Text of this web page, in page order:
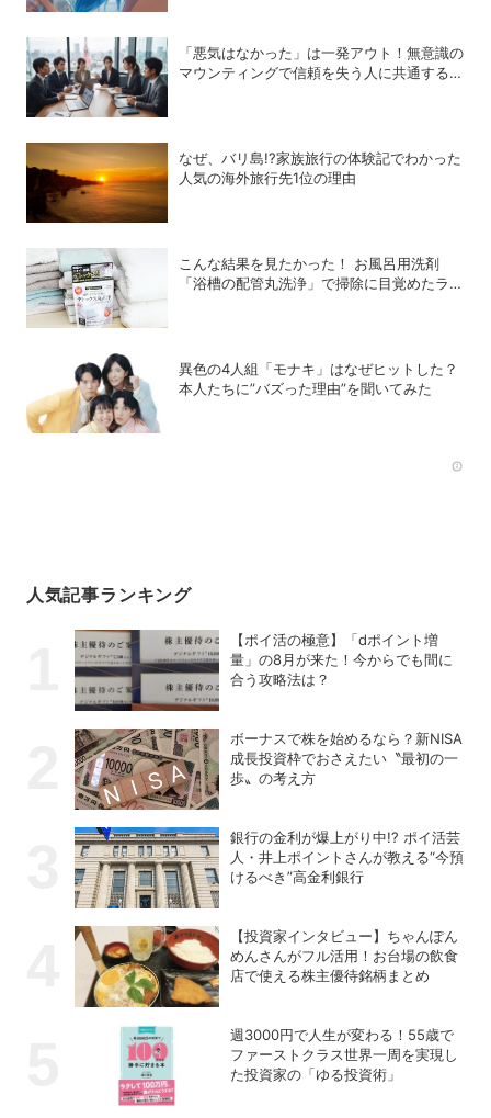
「悪気はなかった」は一発アウト！無意識の
マウンティングで信頼を失う人に共通する
なぜ、バリ島!?家族旅行の体験記でわかった
人気の海外旅行先1位の理由
こんな結果を見たかった！ お風呂用洗剤
「浴槽の配管丸洗浄」で掃除に目覚めたライ
異色の4人組「モナキ」はなぜヒットした？
本人たちに”バズった理由”を聞いてみた
人気記事ランキング
【ポイ活の極意】「dポイント増
量」の8月が来た！今からでも間に
合う攻略法は？
ボーナスで株を始めるなら？新NISA
成長投資枠でおさえたい〝最初の一
歩〟の考え方
銀行の金利が爆上がり中!? ポイ活芸
人・井上ポイントさんが教える“今預
けるべき”高金利銀行
【投資家インタビュー】ちゃんぽん
めんさんがフル活用！お台場の飲食
店で使える株主優待銘柄まとめ
週3000円で人生が変わる！55歳で
ファーストクラス世界一周を実現し
た投資家の「ゆる投資術」